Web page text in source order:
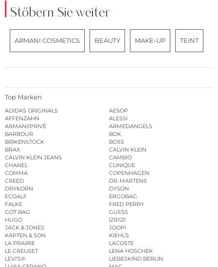
Stöbern Sie weiter
ARMANI COSMETICS BEAUTY MAKE-UP TEINT
Top Marken
ADIDAS ORIGINALS
AESOP
AFFENZAHN
ALESSI
ARMANI/PRIVÉ
ARMEDANGELS
BARBOUR
BDK
BIRKENSTOCK
BOSS
BRAX
CALVIN KLEIN
CALVIN KLEIN JEANS
CAMBIO
CHANEL
CLINIQUE
COMMA
COPENHAGEN
CREED
DR. MARTENS
DRYKORN
DYSON
ECOALF
ERGOBAG
FALKE
FRED PERRY
GOT BAG
GUESS
HUGO
IZIPIZI
JACK & JONES
JOOP!
KAPTEN & SON
KIEHL’S
LA PRAIRIE
LACOSTE
LE CREUSET
LENA HOSCHEK
LEVI’S®
LIEBESKIND BERLIN